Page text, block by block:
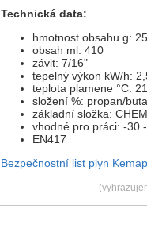
Technická data:
hmotnost obsahu g:
obsah ml: 410
závit: 7/16"
tepelný výkon kW/h:
teplota plamene °C:
složení %: propan/
základní složka:
vhodné pro práci: -30
EN417
Bezpečnostní list plyn